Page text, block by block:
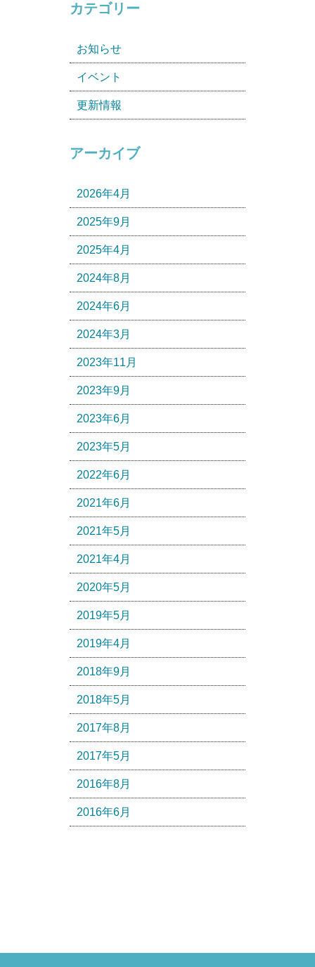
カテゴリー
お知らせ
イベント
更新情報
アーカイブ
2026年4月
2025年9月
2025年4月
2024年8月
2024年6月
2024年3月
2023年11月
2023年9月
2023年6月
2023年5月
2022年6月
2021年6月
2021年5月
2021年4月
2020年5月
2019年5月
2019年4月
2018年9月
2018年5月
2017年8月
2017年5月
2016年8月
2016年6月